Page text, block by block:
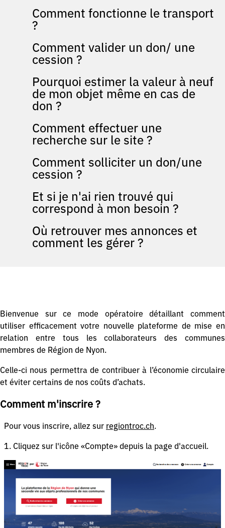
Comment fonctionne le transport
?
Comment valider un don/ une
cession ?
Pourquoi estimer la valeur à neuf
de mon objet même en cas de
don ?
Comment effectuer une
recherche sur le site ?
Comment solliciter un don/une
cession ?
Et si je n'ai rien trouvé qui
correspond à mon besoin ?
Où retrouver mes annonces et
comment les gérer ?
Bienvenue sur ce mode opératoire détaillant comment
utiliser efficacement votre nouvelle plateforme de mise en
relation entre tous les collaborateurs des communes
membres de Région de Nyon.
Celle-ci nous permettra de contribuer à l’économie circulaire
et éviter certains de nos coûts d’achats.
Comment m'inscrire ?
Pour vous inscrire, allez sur regiontroc.ch.
1. Cliquez sur l'icône «Compte» depuis la page d'accueil.